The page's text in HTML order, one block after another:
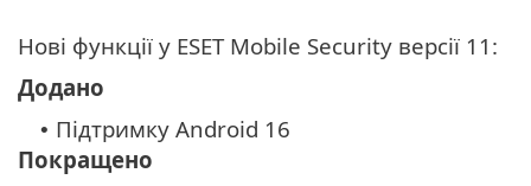
Нові функції у ESET Mobile Security версії 11:
Додано
• Підтримку Android 16
Покращено